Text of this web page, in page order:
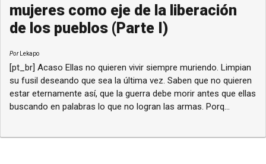
mujeres como eje de la liberación
de los pueblos (Parte I)
PorLekapo
[pt_br] Acaso Ellas no quieren vivir siempre muriendo. Limpian
su fusil deseando que sea la última vez. Saben que no quieren
estar eternamente así, que la guerra debe morir antes que ellas
buscando en palabras lo que no logran las armas. Porq...